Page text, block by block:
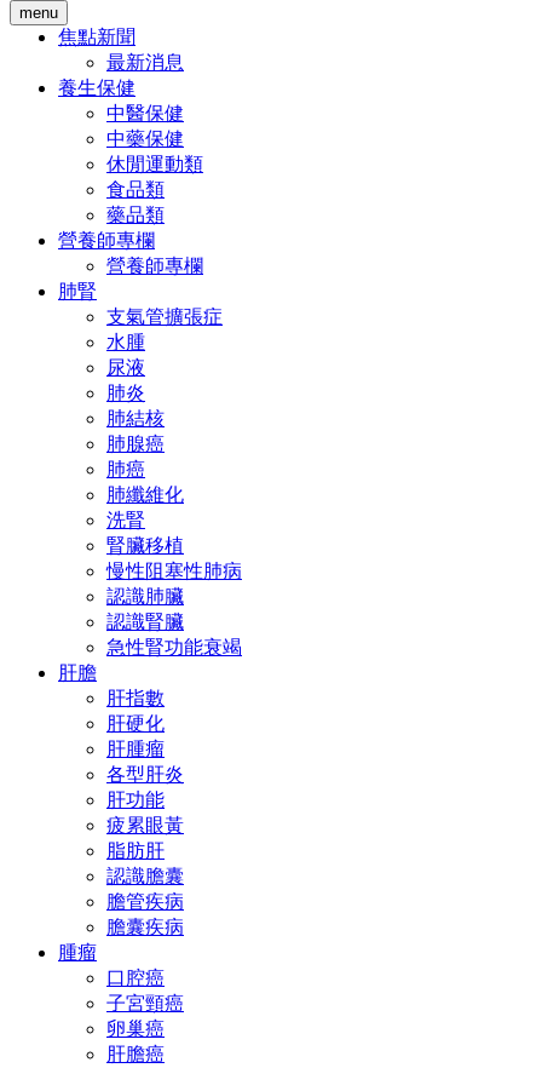
menu
焦點新聞
最新消息
養生保健
中醫保健
中藥保健
休閒運動類
食品類
藥品類
營養師專欄
營養師專欄
肺腎
支氣管擴張症
水腫
尿液
肺炎
肺結核
肺腺癌
肺癌
肺纖維化
洗腎
腎臟移植
慢性阻塞性肺病
認識肺臟
認識腎臟
急性腎功能衰竭
肝膽
肝指數
肝硬化
肝腫瘤
各型肝炎
肝功能
疲累眼黃
脂肪肝
認識膽囊
膽管疾病
膽囊疾病
腫瘤
口腔癌
子宮頸癌
卵巢癌
肝膽癌